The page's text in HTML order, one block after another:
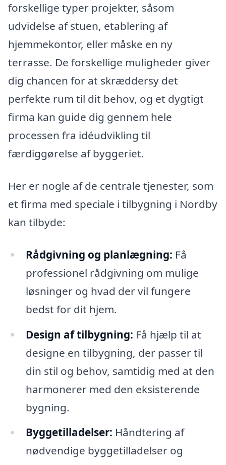
forskellige typer projekter, såsom
udvidelse af stuen, etablering af
hjemmekontor, eller måske en ny
terrasse. De forskellige muligheder giver
dig chancen for at skræddersy det
perfekte rum til dit behov, og et dygtigt
firma kan guide dig gennem hele
processen fra idéudvikling til
færdiggørelse af byggeriet.
Her er nogle af de centrale tjenester, som
et firma med speciale i tilbygning i Nordby
kan tilbyde:
Rådgivning og planlægning: Få
professionel rådgivning om mulige
løsninger og hvad der vil fungere
bedst for dit hjem.
Design af tilbygning: Få hjælp til at
designe en tilbygning, der passer til
din stil og behov, samtidig med at den
harmonerer med den eksisterende
bygning.
Byggetilladelser: Håndtering af
nødvendige byggetilladelser og